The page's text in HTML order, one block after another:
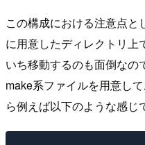
この構成における注意点と
に用意したディレクトリ上
いち移動するのも面倒なの
make系ファイルを用意し
ら例えば以下のような感じ